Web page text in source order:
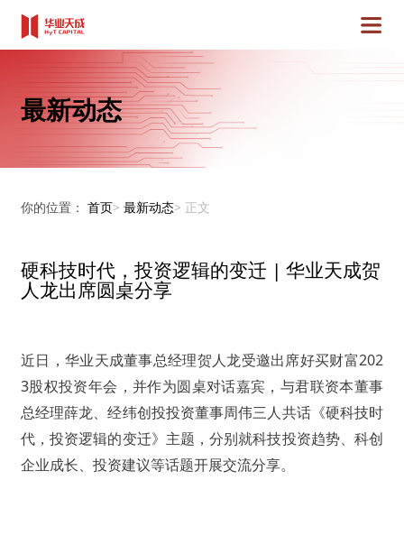
最新动态
你的位置： 首页> 最新动态> 正文
硬科技时代，投资逻辑的变迁 | 华业天成贺
人龙出席圆桌分享
近日，华业天成董事总经理贺人龙受邀出席好买财富202
3股权投资年会，并作为圆桌对话嘉宾，与君联资本董事
总经理薛龙、经纬创投投资董事周伟三人共话《硬科技时
代，投资逻辑的变迁》主题，分别就科技投资趋势、科创
企业成长、投资建议等话题开展交流分享。